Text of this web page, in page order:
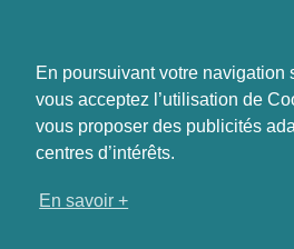
En poursuivant votre navigation
vous acceptez l’utilisation de
vous proposer des publicités
centres d’intérêts.
En savoir +
Rennes – Nantes